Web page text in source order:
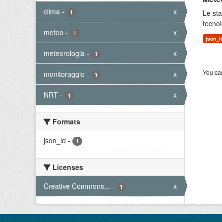
clima - 1 x
meteo - 1 x
meteorologia - 1 x
monitoraggio - 1 x
NRT - 1 x
Formats
json_ld - 1
Licenses
Creative Commons... - 1 x
Le
You